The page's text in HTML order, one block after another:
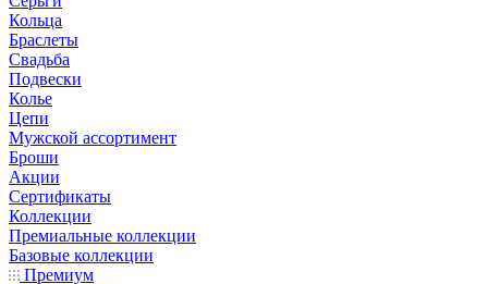
Кольца
Браслеты
Свадьба
Подвески
Колье
Цепи
Мужской ассортимент
Броши
Акции
Сертификаты
Коллекции
Премиальные коллекции
Базовые коллекции
Премиум